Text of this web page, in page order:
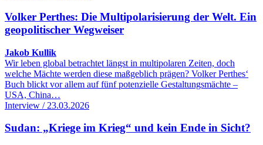
Volker Perthes: Die Multipolarisierung der Welt. Ein
geopolitischer Wegweiser
Jakob Kullik
Wir leben global betrachtet längst in multipolaren Zeiten, doch
welche Mächte werden diese maßgeblich prägen? Volker Perthes‘
Buch blickt vor allem auf fünf potenzielle Gestaltungsmächte –
USA, China…
Interview / 23.03.2026
Sudan: „Kriege im Krieg“ und kein Ende in Sicht?